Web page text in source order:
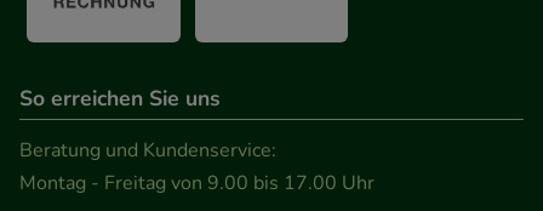
Verhaltensweisen (z.B. Spracheinstellung)
anzupassen. Komfort-Cookies ermöglichen es uns
anzuzeigen und unser Partnerprogramm zu
betreiben.
So erreichen Sie uns
Beratung und Kundenservice:
Montag - Freitag von 9.00 bis 17.00 Uhr